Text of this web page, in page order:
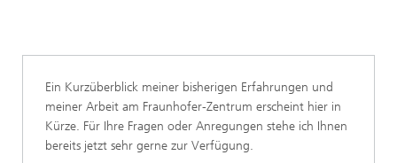
Ein Kurzüberblick meiner bisherigen Erfahrungen und
meiner Arbeit am Fraunhofer-Zentrum erscheint hier in
Kürze. Für Ihre Fragen oder Anregungen stehe ich Ihnen
bereits jetzt sehr gerne zur Verfügung.